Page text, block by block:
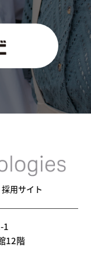
用サイト
1
12階